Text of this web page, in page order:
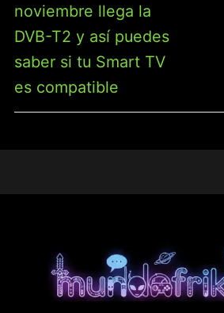
noviembre llega la
DVB-T2 y así puedes
saber si tu Smart TV
es compatible